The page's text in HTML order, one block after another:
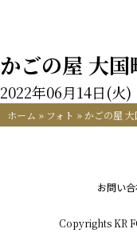
かごの屋 大国
2022年06月14日(火)
ホーム » フォト » かごの屋
お問い
Copyrights KR